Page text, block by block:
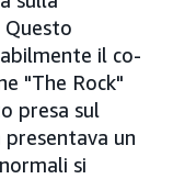
Questo
il co-
"The Rock"
presa sul
presentava un
si